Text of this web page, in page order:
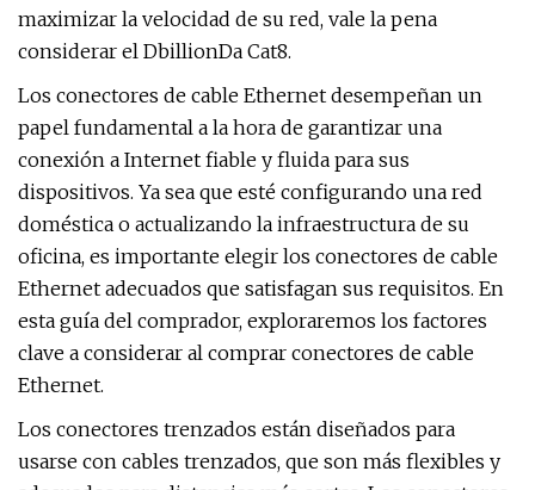
maximizar la velocidad de su red, vale la pena
considerar el DbillionDa Cat8.
Los conectores de cable Ethernet desempeñan un
papel fundamental a la hora de garantizar una
conexión a Internet fiable y fluida para sus
dispositivos. Ya sea que esté configurando una red
doméstica o actualizando la infraestructura de su
oficina, es importante elegir los conectores de cable
Ethernet adecuados que satisfagan sus requisitos. En
esta guía del comprador, exploraremos los factores
clave a considerar al comprar conectores de cable
Ethernet.
Los conectores trenzados están diseñados para
usarse con cables trenzados, que son más flexibles y